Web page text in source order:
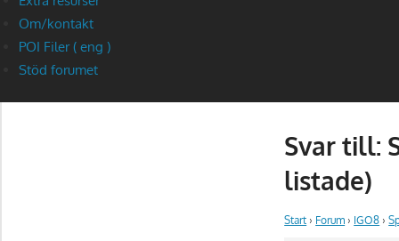
Om/kontakt
POI Filer ( eng )
Stöd forumet
Svar till:
listade)
Start › Forum › IGO8 ›